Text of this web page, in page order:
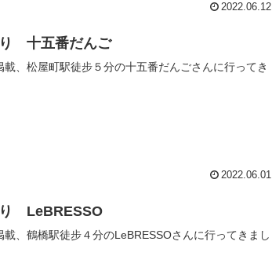
2022.06.12
十五番だんご
載、松屋町駅徒步５分の十五番だんごさんに行ってき
2022.06.01
LeBRESSO
載、鶴橋駅徒步４分のLeBRESSOさんに行ってきまし